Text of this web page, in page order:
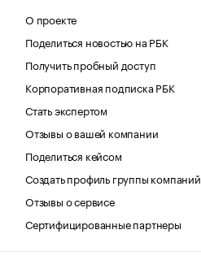
О проекте
Поделиться новостью на РБК
Получить пробный доступ
Корпоративная подписка РБК
Стать экспертом
Отзывы о вашей компании
Поделиться кейсом
Создать профиль группы компаний
Отзывы о сервисе
Сертифицированные партнеры